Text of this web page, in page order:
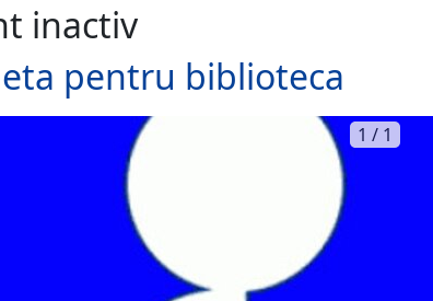
inactiv
pentru biblioteca
1 / 1